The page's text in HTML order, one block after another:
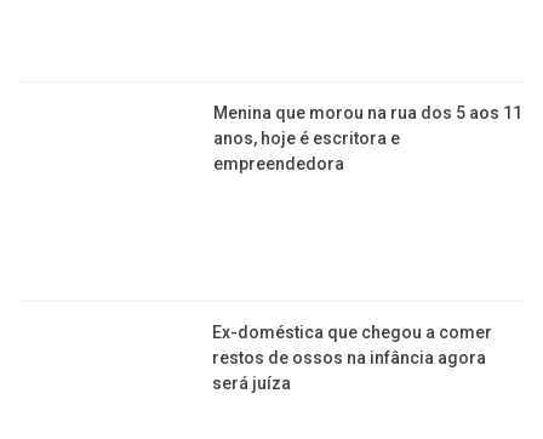
Menina que morou na rua dos 5 aos 11
anos, hoje é escritora e
empreendedora
Ex-doméstica que chegou a comer
restos de ossos na infância agora
será juíza